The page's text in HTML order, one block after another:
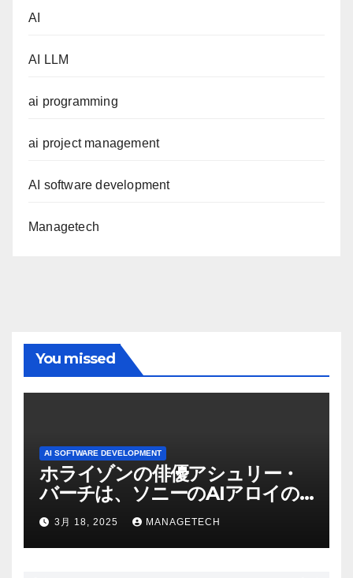
AI
AI LLM
ai programming
ai project management
AI software development
Managetech
You missed
AI SOFTWARE DEVELOPMENT
ホライゾンの俳優アシュリー・
バーチは、ソニーのAIアロイの
ビデオを見て「ゲームパフォー
マンスという芸術形式に不安を
感じた」と語る – IGN
3月 18, 2025 MANAGETECH